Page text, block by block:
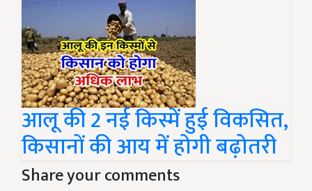
आलू की 2 नई किस्में हुई विकसित,
किसानों की आय में होगी बढ़ोतरी
Share your comments